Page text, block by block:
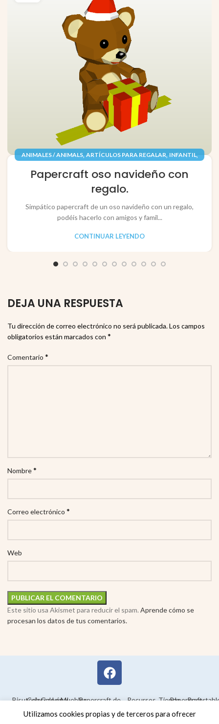
ANIMALES / ANIMALS, ARTÍCULOS PARA REGALAR, INFANTIL,
RECORTABLES PAPERCRAFT
Papercraft oso navideño con
regalo.
Simpático papercraft de un oso navideño con un regalo,
podéis hacerlo con amigos y famil...
CONTINUAR LEYENDO
DEJA UNA RESPUESTA
Tu dirección de correo electrónico no será publicada.Los campos
obligatorios están marcados con *
Comentario *
Nombre*
Correo electrónico *
Web
Este sitio usa Akismet para reducir el spam. Aprende cómo se
procesan los datos de tus comentarios.
BisuteríaColorear
Galería
LegalMueblesPapercraft de
Maquetas en
Recursos
educativos
TiendaPapercraft
Utilizamos cookies propias y de terceros para ofrecer